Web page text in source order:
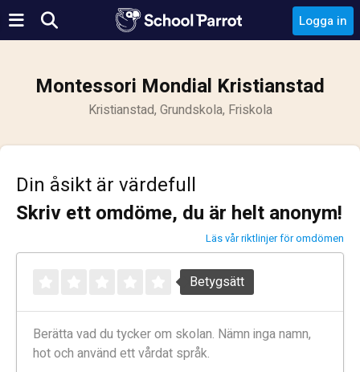
Logga in
Montessori Mondial Kristianstad
Kristianstad, Grundskola, Friskola
Din åsikt är värdefull
Skriv ett omdöme, du är helt anonym!
Läs vår riktlinjer för omdömen
Betygsätt